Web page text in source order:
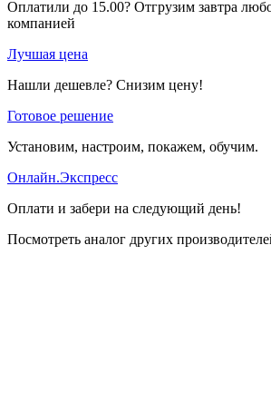
Оплатили до 15.00? Отгрузим завтра
компанией
Лучшая цена
Нашли дешевле? Снизим цену!
Готовое решение
Установим, настроим, покажем, обучим.
Онлайн.Экспресс
Оплати и забери на следующий день!
Посмотреть аналог других